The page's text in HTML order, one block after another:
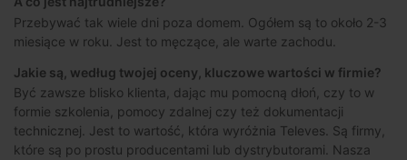
Przebywać tak wiele dni poza domem. Ogółem są to około 2-3
miesiące w roku. Jest to męczące, ale warte zachodu.
Jakie są, według twojej oceny, kluczowe wartości w firmie?
Być zawsze blisko klienta, dając mu pomocną dłoń, czy to w
formie szkolenia, pomocy zdalnej czy też dokumentacji
technicznej. Jest to wartość, która wyróżnia Televes. Są firmy,
które są po prostu producentami lub dystrybutorami. Nasza